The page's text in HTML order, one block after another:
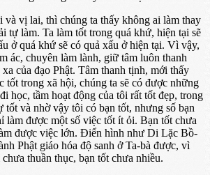
và vị lai, thì chúng ta thấy không ai làm thay
tự làm. Ta làm tốt trong quá khứ, hiện tại sẽ
ở quá khứ sẽ có quả xấu ở hiện tại. Vì vậy,
ác, chuyên làm lành, giữ tâm luôn thanh
của đạo Phật. Tâm thanh tịnh, mới thấy
tốt trong xã hội, chúng ta sẽ có được những
học, tầm hoạt động của tôi rất tốt đẹp, trong
tốt và nhờ vậy tôi có bạn tốt, nhưng số bạn
làm được một số việc tốt ít ỏi. Bạn tốt chưa
được việc lớn. Điển hình như Di Lặc Bồ-
Phật giáo hóa độ sanh ở Ta-bà được, vì
thuần thục, bạn tốt chưa nhiều.